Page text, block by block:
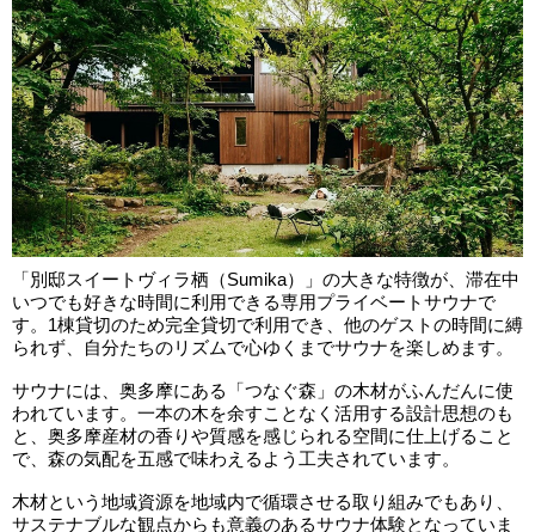
「別邸スイートヴィラ栖（Sumika）」の大きな特徴が、滞在中
いつでも好きな時間に利用できる専用プライベートサウナで
す。1棟貸切のため完全貸切で利用でき、他のゲストの時間に縛
られず、自分たちのリズムで心ゆくまでサウナを楽しめます。
サウナには、奥多摩にある「つなぐ森」の木材がふんだんに使
われています。一本の木を余すことなく活用する設計思想のも
と、奥多摩産材の香りや質感を感じられる空間に仕上げること
で、森の気配を五感で味わえるよう工夫されています。
木材という地域資源を地域内で循環させる取り組みでもあり、
サステナブルな観点からも意義のあるサウナ体験となっていま